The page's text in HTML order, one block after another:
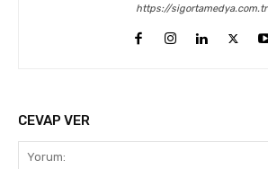
https://sigortamedya.com.tr
CEVAP VER